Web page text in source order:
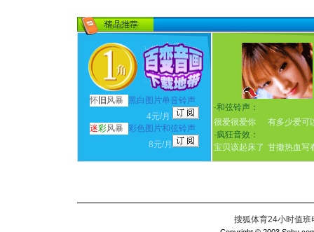
怀 旧 风暴
黑白图片单音铃声
4元/月
迷彩风暴 彩色图片和弦铃声
8元/月
·和弦铃声：
很爱很爱你
有多少爱可
·疯狂音效：
宝贝该起床了 甘撒热血写
搜狐体育24小时值